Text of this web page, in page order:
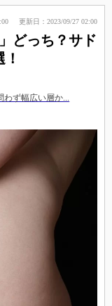
更新日：2023/09/27 02:00
どっち？サド
わず幅広い層か...